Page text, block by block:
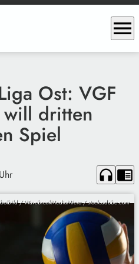
menu
Ost: VGF
dritten
Spiel
headphones chrome_reader_mode
/ WavebreakMediaMicro / stock.adobe.com